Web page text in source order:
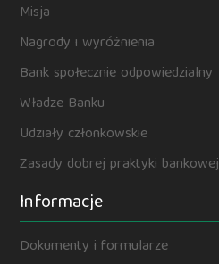
Misja
Nagrody i wyróżnienia
Bank społecznie odpowiedzialny
Władze Banku
Udziały członkowskie
Zasady dobrej praktyki bankowej
Informacje
Dokumenty i formularze